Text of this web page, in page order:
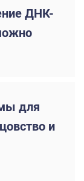
ДНК-
для
и